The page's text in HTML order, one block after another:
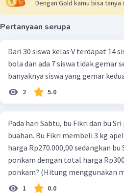
Jawabannya adalah
Beri Rating·0.0(0)
Dengan Gold kamu bisa
Pertanyaan serupa
Dari 30 siswa kelas V terdapat 14
bola dan ada 7 siswa tidak gemar
banyaknya siswa yang gemar
2 5.0
Pada hari Sabtu, bu Fikri dan bu
buahan. Bu Fikri membeli 3 kg
harga Rp270.000,00 sedangkan
ponkam dengan total harga
ponkam? (Hitung menggunakan
1 0.0